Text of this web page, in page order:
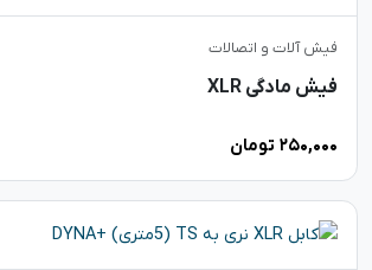
فیش آلات و اتصالات
فیش مادگی XLR
۲۵۰,۰۰۰ تومان